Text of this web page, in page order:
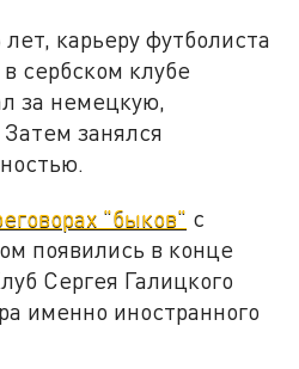
карьеру футболиста
сербском клубе
за немецкую,
занялся
"быков" с
появились в конце
Сергея Галицкого
именно иностранного